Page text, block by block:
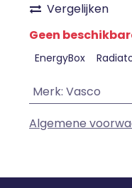
Vergelijken
Geen
EnergyBox
Merk: Vasco
Algemene